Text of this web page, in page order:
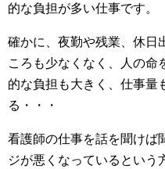
的な負担が多い仕事です。
確かに、夜勤や残業、休日
ころも少なくなく、人の命
的な負担も大きく、仕事量
る・・・
看護師の仕事を話を聞けば
ジが悪くなっているという